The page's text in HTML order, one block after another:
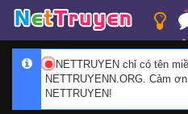
NETTRUYEN chỉ có tên
NETTRUYENN.ORG. Cảm
NETTRUYEN!